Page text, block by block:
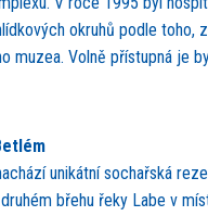
okruhů podle toho,
muzea. Volně přístupná je
unikátní sochařská
břehu řeky Labe v